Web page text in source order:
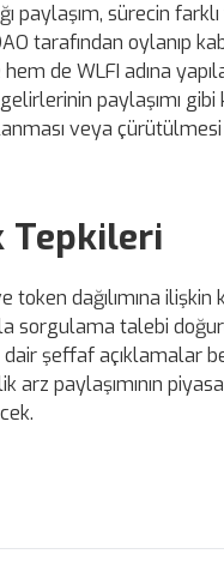
paylaşım, sürecin
tarafından oylanıp
de WLFI adına
paylaşımı
veya
Tepkileri
token dağılımına
sorgulama talebi
şeffaf açıklamalar
paylaşımının